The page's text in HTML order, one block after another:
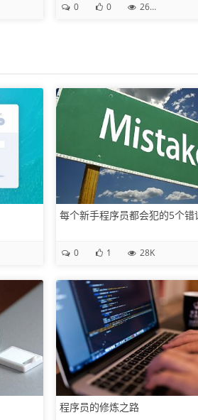
0 0 26.9K
每个新手程序员都会犯的5个错
0 1 28K
程序员的修炼之路